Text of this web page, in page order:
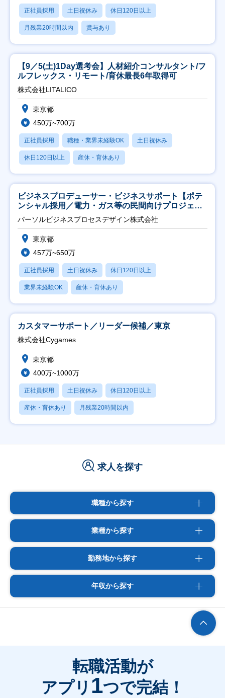
正社員採用 土日祝休み 休日120日以上
月残業20時間以内 賞与あり
【9／5(土)1Day選考会】人材紹介コンサルタント/フ
ルフレックス・リモート/育休最長6年取得可
株式会社LITALICO
東京都
450万~700万
正社員採用 職種・業界未経験OK 土日祝休み
休日120日以上 産休・育休あり
ビジネスプロデューサー・ビジネスサポート【ポテ
ンシャル採用／電力・ガス等の民間向けプロジェク
ト推進】
パーソルビジネスプロセスデザイン株式会社
東京都
457万~650万
正社員採用 土日祝休み 休日120日以上
業界未経験OK 産休・育休あり
カスタマーサポート／リーダー候補／東京
株式会社Cygames
東京都
400万~1000万
正社員採用 土日祝休み 休日120日以上
産休・育休あり 月残業20時間以内
求人を探す
職種から探す
業種から探す
勤務地から探す
年収から探す
転職活動が
アプリ 1つで完結！